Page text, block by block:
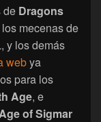
de Dragons
mecenas de
y los demás
webya
para los
Age, e
of Sigmar